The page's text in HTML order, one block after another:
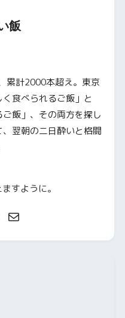
飯
累計2000本超え。東京
食べられるご飯」と
ご飯」、その両方を探し
翌朝の二日酔いと格闘
すように。